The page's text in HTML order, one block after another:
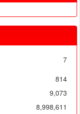
7
814
9,073
8,998,611